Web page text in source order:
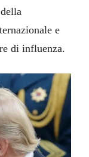
e
di influenza.